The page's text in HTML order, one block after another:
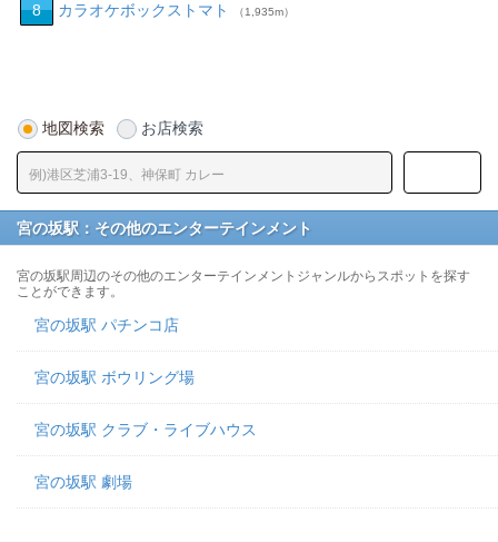
8 カラオケボックストマト （1,935m）
地図検索 お店検索
宮の坂駅：その他のエンターテインメント
宮の坂駅周辺のその他のエンターテインメントジャンルからスポットを探す
ことができます。
宮の坂駅 パチンコ店
宮の坂駅 ボウリング場
宮の坂駅 クラブ・ライブハウス
宮の坂駅 劇場